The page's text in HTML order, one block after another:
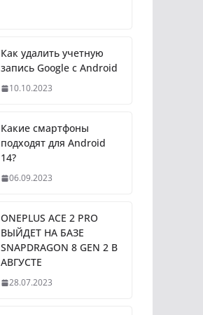
Как удалить учетную
запись Google с Android
10.10.2023
Какие смартфоны
подходят для Android
14?
06.09.2023
ONEPLUS ACE 2 PRO
ВЫЙДЕТ НА БАЗЕ
SNAPDRAGON 8 GEN 2 В
АВГУСТЕ
28.07.2023